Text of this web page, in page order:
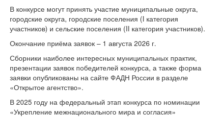
В конкурсе могут принять участие муниципальные округа,
городские округа, городские поселения (I категория
участников) и сельские поселения (II категория участников).
Окончание приёма заявок – 1 августа 2026 г.
Сборники наиболее интересных муниципальных практик,
презентации заявок победителей конкурса, а также форма
заявки опубликованы на сайте ФАДН России в разделе
«Открытое агентство».
В 2025 году на федеральный этап конкурса по номинации
«Укрепление межнационального мира и согласия»